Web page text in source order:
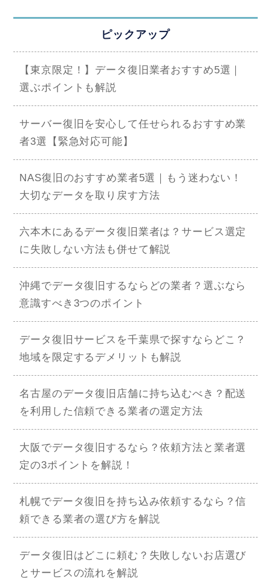
ピックアップ
【東京限定！】データ復旧業者おすすめ5選｜
選ぶポイントも解説
サーバー復旧を安心して任せられるおすすめ業
者3選【緊急対応可能】
NAS復旧のおすすめ業者5選｜もう迷わない！
大切なデータを取り戻す方法
六本木にあるデータ復旧業者は？サービス選定
に失敗しない方法も併せて解説
沖縄でデータ復旧するならどの業者？選ぶなら
意識すべき3つのポイント
データ復旧サービスを千葉県で探すならどこ？
地域を限定するデメリットも解説
名古屋のデータ復旧店舗に持ち込むべき？配送
を利用した信頼できる業者の選定方法
大阪でデータ復旧するなら？依頼方法と業者選
定の3ポイントを解説！
札幌でデータ復旧を持ち込み依頼するなら？信
頼できる業者の選び方を解説
データ復旧はどこに頼む？失敗しないお店選び
とサービスの流れを解説